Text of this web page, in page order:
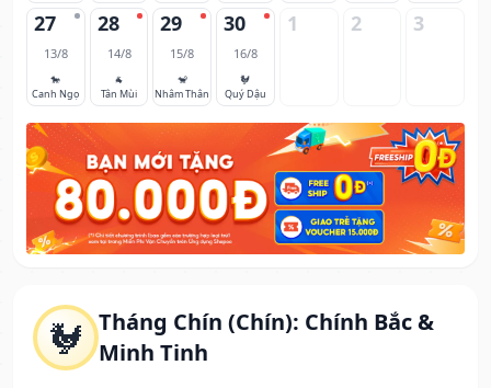
🐓 Tháng Chín (Chín): Chính Bắc &
Minh Tinh
27
13/8
🐎
Canh Ngọ
28
14/8
🐐
Tân Mùi
29
15/8
🐒
Nhâm Thân
30
16/8
🐓
Quý Dậu
1 2 3